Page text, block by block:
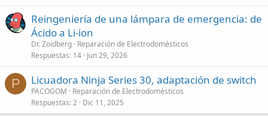
Reingeniería de una lámpara de emergencia: de
Ácido a Li-ion
Dr. Zoidberg Reparación de Electrodomésticos
Respuestas 14 Jun 29, 2026
P Licuadora Ninja Series 30, adaptación de switch
PACOGOM
Reparación de Electrodomésticos
Respuestas 2 Dic 11, 2025